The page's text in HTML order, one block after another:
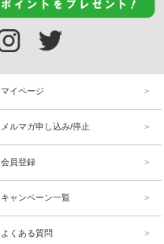
マイページ
メルマガ申し込み/停止
会員登録
キャンペーン一覧
よくある質問